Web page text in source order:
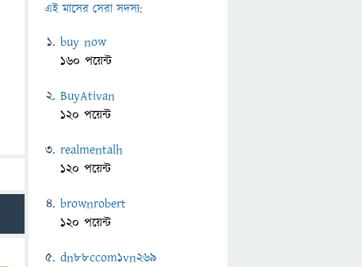
এই মাসের সেরা সদস্য:
buy now
160 পয়েন্ট
BuyAtivan
120 পয়েন্ট
realmentalh
120 পয়েন্ট
brownrobert
120 পয়েন্ট
dn88ccom1vn269